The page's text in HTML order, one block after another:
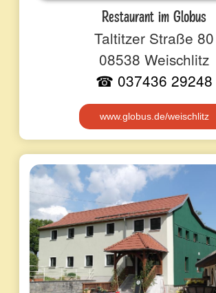
Restaurant im Globus
Taltitzer Straße 80
08538 Weischlitz
☎ 037436 29248
www.globus.de/weischlitz